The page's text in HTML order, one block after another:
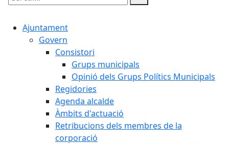
Cercar:
Ajuntament
Govern
Consistori
Grups municipals
Opinió dels Grups Polítics Municipals
Regidories
Agenda alcalde
Àmbits d'actuació
Retribucions dels membres de la
corporació